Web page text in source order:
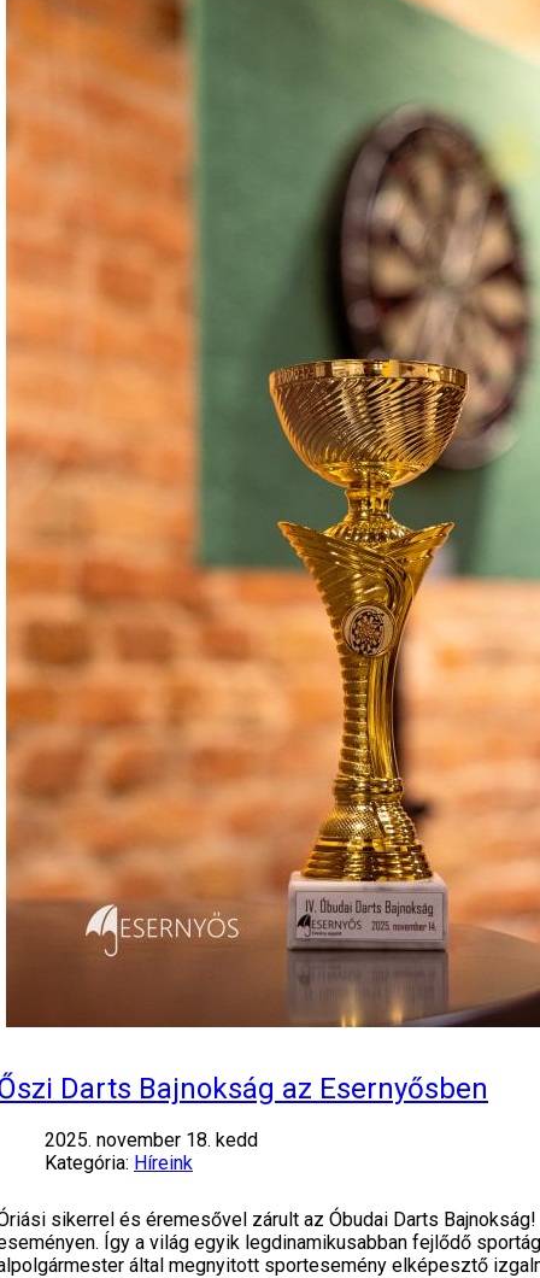
Darts Bajnokság az Esernyősben
2025. november 18. kedd
Kategória: Híreink
sikerrel és éremesővel zárult az Óbudai Darts
Így a világ egyik legdinamikusabban fejlődő
által megnyitott sportesemény elképesztő